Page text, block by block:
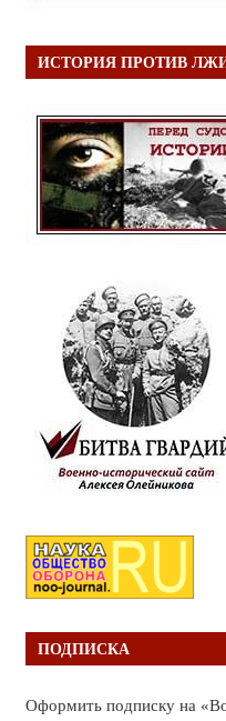
ИСТОРИЯ ПРОТИВ
ПОДПИСКА
Оформить подписку на